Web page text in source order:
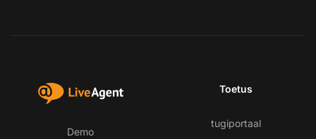
Demo
Toetus
tugiportaal